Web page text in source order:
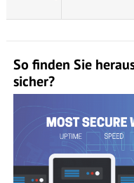
So finden Sie
sicher?